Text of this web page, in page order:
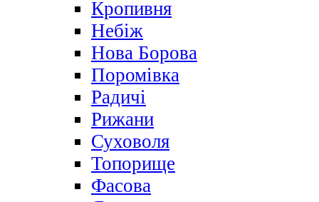
Кропивня
Небіж
Нова Борова
Поромівка
Радичі
Рижани
Суховоля
Топорище
Фасова